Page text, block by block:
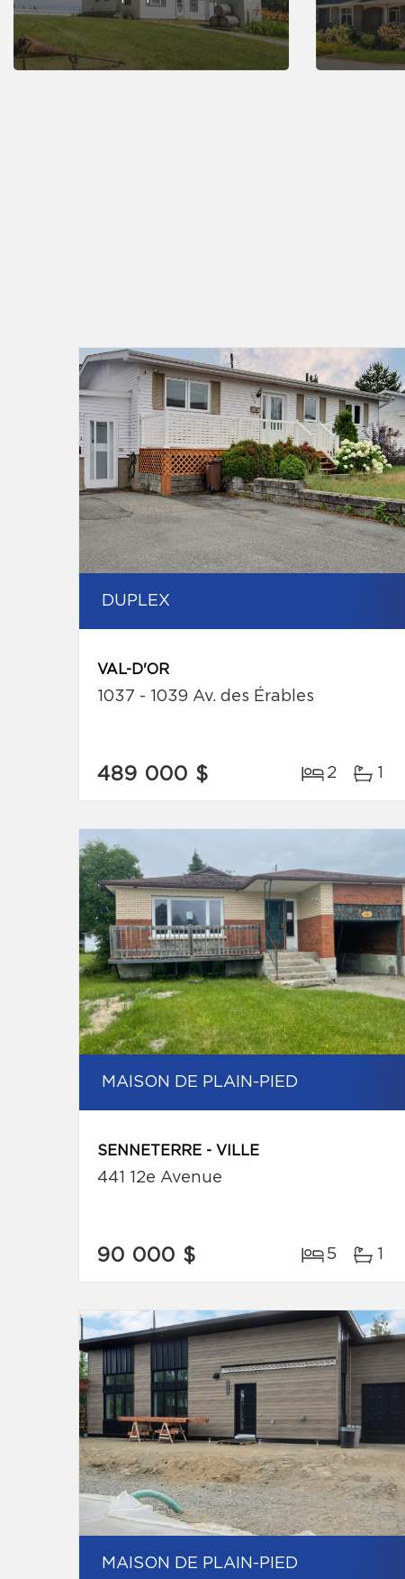
DUPLEX
VAL-D'OR
1037 - 1039 Av. des Érables
489 000 $ 2 1
MAISON DE PLAIN-PIED
SENNETERRE - VILLE
441 12e Avenue
90 000 $ 5 1
MAISON DE PLAIN-PIED